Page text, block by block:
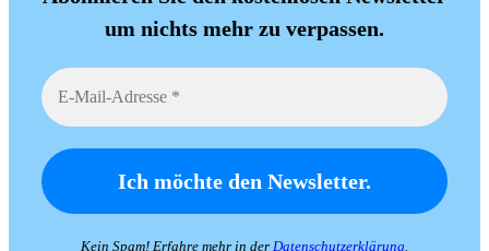
um nichts mehr zu verpassen.
Kein Spam! Erfahre mehr in der Datenschutzerklärung.